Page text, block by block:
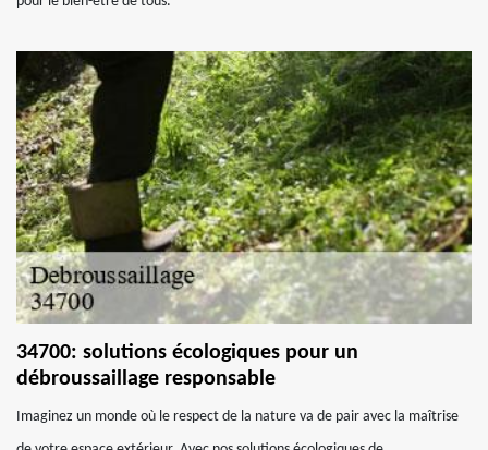
34700: solutions écologiques pour un
débroussaillage responsable
Imaginez un monde où le respect de la nature va de pair avec la maîtrise